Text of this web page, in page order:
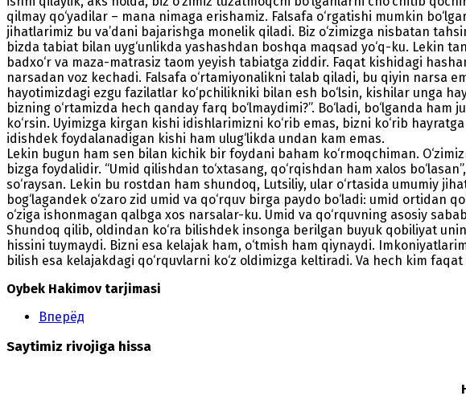
qilmay qo‘yadilar – mana nimaga erishamiz. Falsafa o‘rgatishi mumkin
jihatlarimiz bu va’dani bajarishga monelik qiladi. Biz o‘zimizga nisbatan
bizda tabiat bilan uyg‘unlikda yashashdan boshqa maqsad yo‘q-ku. Lekin
badxo‘r va maza-matrasiz taom yeyish tabiatga ziddir. Faqat kishidagi
narsadan voz kechadi. Falsafa o‘rtamiyonalikni talab qiladi, bu qiyin narsa
hayotimizdagi ezgu fazilatlar ko‘pchilikniki bilan esh bo‘lsin, kishilar unga
bizning o‘rtamizda hech qanday farq bo‘lmaydimi?”. Bo‘ladi, bo‘lganda
ko‘rsin. Uyimizga kirgan kishi idishlarimizni ko‘rib emas, bizni ko‘rib
idishdek foydalanadigan kishi ham ulug‘likda undan kam emas.
Lekin bugun ham sen bilan kichik bir foydani baham ko‘rmoqchiman.
bizga foydalidir. “Umid qilishdan to‘xtasang, qo‘rqishdan ham xalos
so‘raysan. Lekin bu rostdan ham shundoq, Lutsiliy, ular o‘rtasida umumiy
bog‘lagandek o‘zaro zid umid va qo‘rquv birga paydo bo‘ladi: umid
o‘ziga ishonmagan qalbga xos narsalar-ku. Umid va qo‘rquvning asosiy
Shundoq qilib, oldindan ko‘ra bilishdek insonga berilgan buyuk qobiliyat
hissini tuymaydi. Bizni esa kelajak ham, o‘tmish ham qiynaydi.
bilish esa kelajakdagi qo‘rquvlarni ko‘z oldimizga keltiradi. Va hech kim
Oybek Hakimov tarjimasi
Вперёд
Saytimiz rivojiga hissa